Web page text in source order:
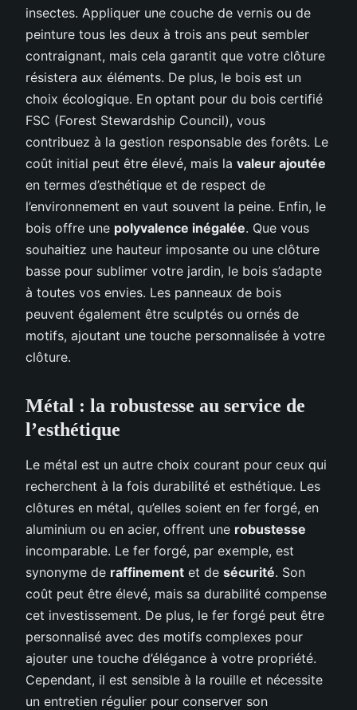
insectes. Appliquer une couche de vernis ou de
peinture tous les deux à trois ans peut sembler
contraignant, mais cela garantit que votre clôture
résistera aux éléments. De plus, le bois est un
choix écologique. En optant pour du bois certifié
FSC (Forest Stewardship Council), vous
contribuez à la gestion responsable des forêts. Le
coût initial peut être élevé, mais la valeur ajoutée
en termes d’esthétique et de respect de
l’environnement en vaut souvent la peine. Enfin, le
bois offre une polyvalence inégalée. Que vous
souhaitiez une hauteur imposante ou une clôture
basse pour sublimer votre jardin, le bois s’adapte
à toutes vos envies. Les panneaux de bois
peuvent également être sculptés ou ornés de
motifs, ajoutant une touche personnalisée à votre
clôture.
Métal : la robustesse au service de
l’esthétique
Le métal est un autre choix courant pour ceux qui
recherchent à la fois durabilité et esthétique. Les
clôtures en métal, qu’elles soient en fer forgé, en
aluminium ou en acier, offrent une robustesse
incomparable. Le fer forgé, par exemple, est
synonyme de raffinement et de sécurité. Son
coût peut être élevé, mais sa durabilité compense
cet investissement. De plus, le fer forgé peut être
personnalisé avec des motifs complexes pour
ajouter une touche d’élégance à votre propriété.
Cependant, il est sensible à la rouille et nécessite
un entretien régulier pour conserver son